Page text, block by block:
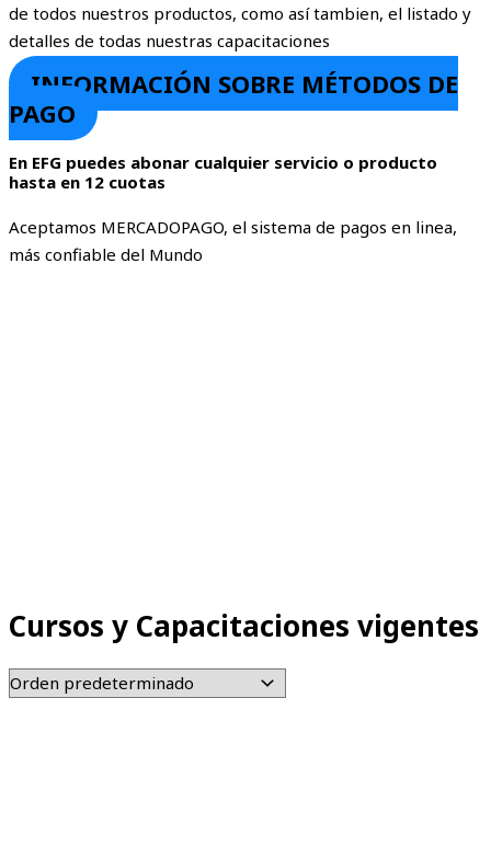
de todos nuestros productos, como así tambien, el listado y
detalles de todas nuestras capacitaciones
INFORMACIÓN SOBRE MÉTODOS DE
PAGO
En EFG puedes abonar cualquier servicio o producto
hasta en 12 cuotas
Aceptamos MERCADOPAGO, el sistema de pagos en linea,
más confiable del Mundo
Cursos y Capacitaciones vigentes